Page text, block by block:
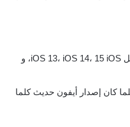
يُعد إصدار iOS 12 للايفون من الإصدارات القديمة نوعًا ما، فظهر بعدها العديد من الإصدارات مثل iOS 13، iOS 14، 15 iOS، و
كان إصدار أيفون حديث كلما